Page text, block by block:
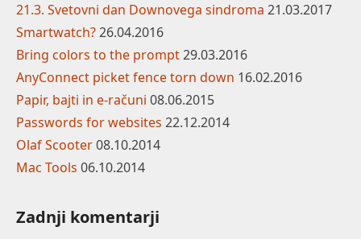
21.3. Svetovni dan Downovega sindroma 21.03.2017
Smartwatch?26.04.2016
Bring colors to the prompt29.03.2016
AnyConnect picket fence torn down 16.02.2016
Papir, bajti in e-računi 08.06.2015
Passwords for websites 22.12.2014
Olaf Scooter08.10.2014
Mac Tools 06.10.2014
Zadnji komentarji